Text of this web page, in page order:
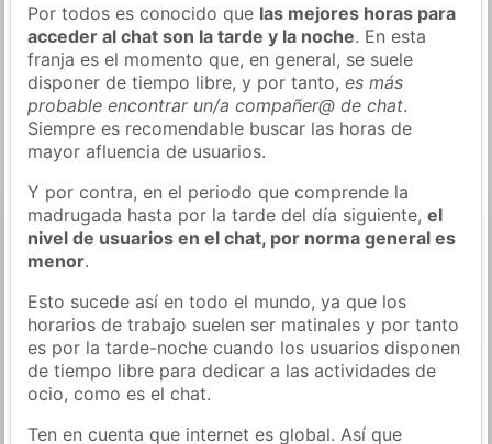
Por todos es conocido que las mejores horas para
acceder al chat son la tarde y la noche. En esta
franja es el momento que, en general, se suele
disponer de tiempo libre, y por tanto,es más
probable encontrar un/a compañer@ de chat.
Siempre es recomendable buscar las horas de
mayor afluencia de usuarios.
Y por contra, en el periodo que comprende la
madrugada hasta por la tarde del día siguiente,el
nivel de usuarios en el chat, por norma general es
menor.
Esto sucede así en todo el mundo, ya que los
horarios de trabajo suelen ser matinales y por tanto
es por la tarde-noche cuando los usuarios disponen
de tiempo libre para dedicar a las actividades de
ocio, como es el chat.
Ten en cuenta que internet es global. Así que